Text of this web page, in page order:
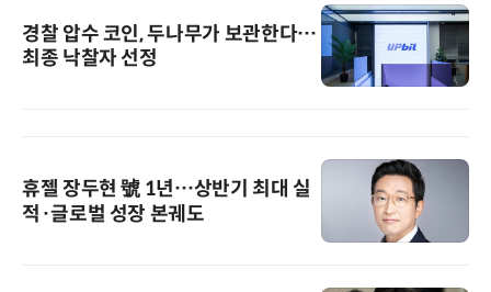
경찰 압수 코인, 두나무가 보관한다…
최종 낙찰자 선정
휴젤 장두현 號 1년…상반기 최대 실
적·글로벌 성장 본궤도